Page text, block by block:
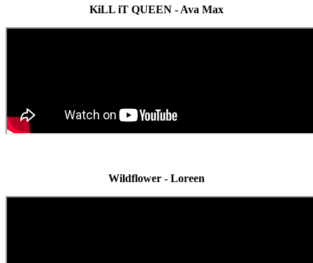
KiLL iT QUEEN - Ava Max
Wildflower - Loreen